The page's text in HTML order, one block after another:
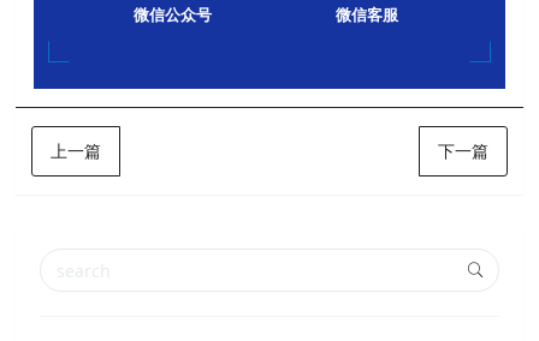
微信公众号 微信客服
上一篇 下一篇